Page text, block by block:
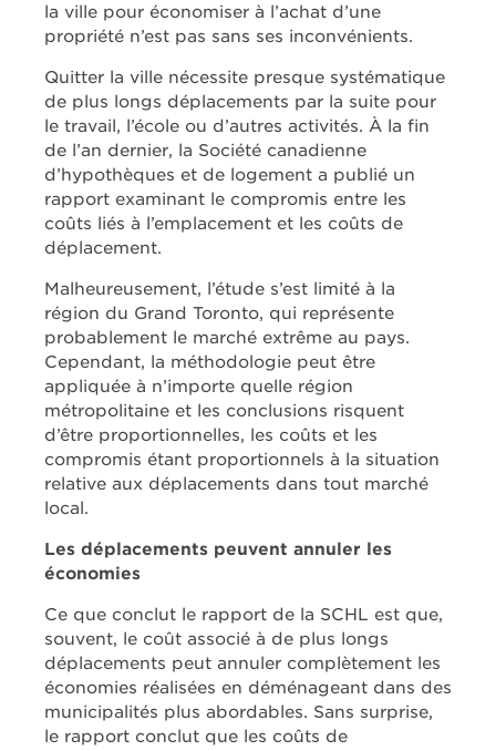
la ville pour économiser à l’achat d’une
propriété n’est pas sans ses inconvénients.
Quitter la ville nécessite presque systématique
de plus longs déplacements par la suite pour
le travail, l’école ou d’autres activités. À la fin
de l’an dernier, la Société canadienne
d’hypothèques et de logement a publié un
rapport examinant le compromis entre les
coûts liés à l’emplacement et les coûts de
déplacement.
Malheureusement, l’étude s’est limité à la
région du Grand Toronto, qui représente
probablement le marché extrême au pays.
Cependant, la méthodologie peut être
appliquée à n’importe quelle région
métropolitaine et les conclusions risquent
d’être proportionnelles, les coûts et les
compromis étant proportionnels à la situation
relative aux déplacements dans tout marché
local.
Les déplacements peuvent annuler les
économies
Ce que conclut le rapport de la SCHL est que,
souvent, le coût associé à de plus longs
déplacements peut annuler complètement les
économies réalisées en déménageant dans des
municipalités plus abordables. Sans surprise,
le rapport conclut que les coûts de